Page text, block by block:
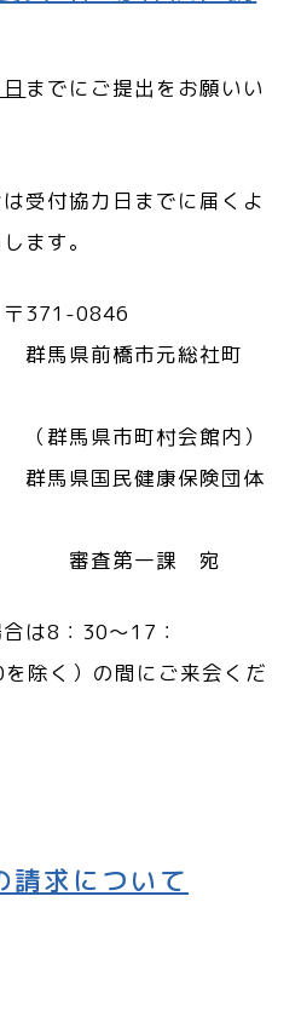
までにご提出をお願いい
受付協力日までに届くよ
ます。
0846
市元総社町
村会館内）
健康保険団体
課 宛
は8：30～17：
除く）の間にご来会くだ
請求について